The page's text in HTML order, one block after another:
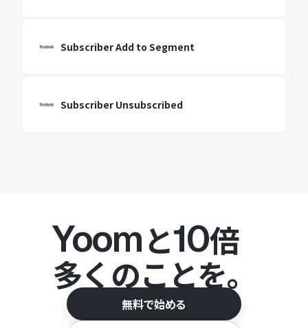
Subscriber Add to Segment
Subscriber Unsubscribed
Yoomと10倍
多くのことを。
無料で始める